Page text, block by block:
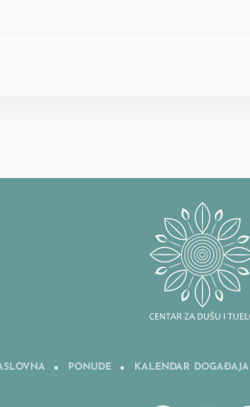
PONUDE KALENDAR DOGAĐAJA